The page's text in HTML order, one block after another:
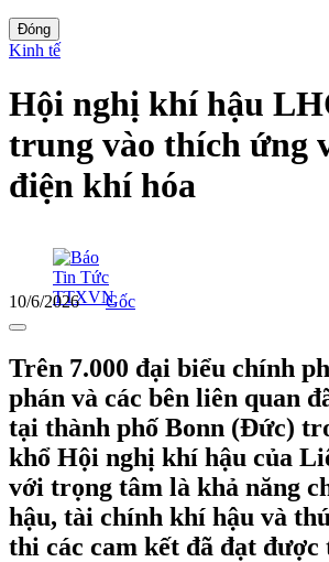
Đóng
Kinh tế
Hội nghị khí hậu
trung vào thích ứng
điện khí hóa
10/6/2026 Gốc
Trên 7.000 đại biểu chính
phán và các bên liên quan
tại thành phố Bonn (Đức)
khổ Hội nghị khí hậu của
với trọng tâm là khả năng
hậu, tài chính khí hậu và
thi các cam kết đã đạt được